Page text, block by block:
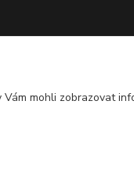
mohli zobrazovat